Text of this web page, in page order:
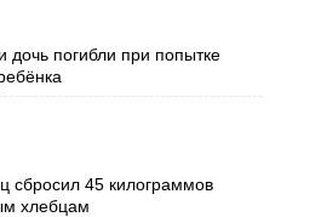
дочь погибли при попытке
сбросил 45 килограммов
хлебцам